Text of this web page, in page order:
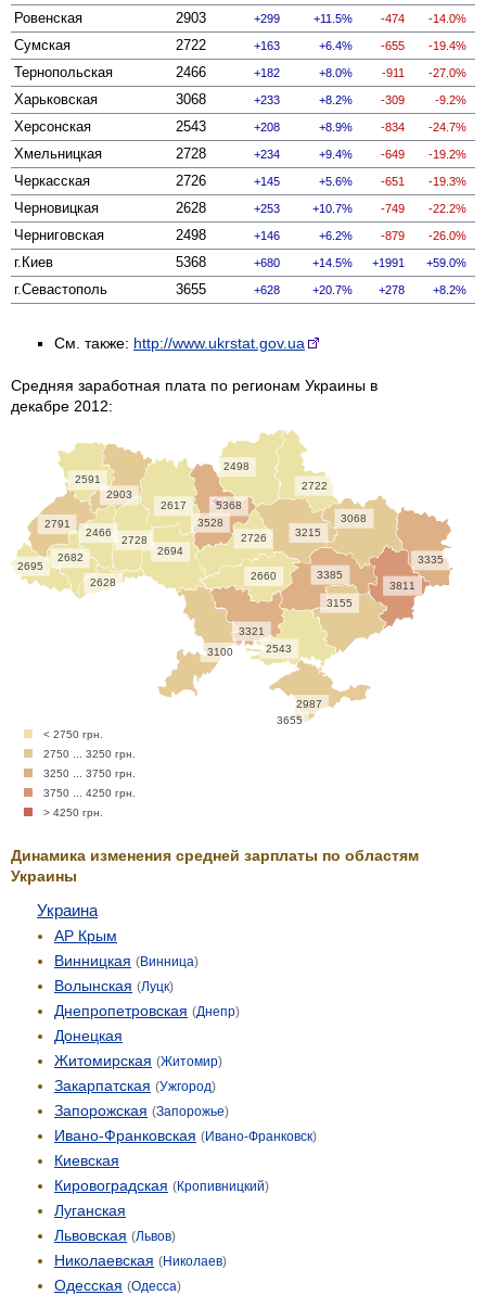
Ровенская 2903 299 11.5% -474 -14.0%
Сумская 2722 163 6.4% -655 -19.4%
Тернопольская 2466 182 8.0% -911 -27.0%
Харьковская 3068 233 8.2% -309 -9.2%
Херсонская 2543 208 8.9% -834 -24.7%
Хмельницкая 2728 234 9.4% -649 -19.2%
Черкасская 2726 145 5.6% -651 -19.3%
Черновицкая 2628 253 10.7% -749 -22.2%
Черниговская 2498 146 6.2% -879 -26.0%
г.Киев 5368 680 14.5% 1991 59.0%
г.Севастополь 3655 628 20.7% 278 8.2%
См. также: http://www.ukrstat.gov.ua
Средняя заработная плата по регионам Украины в
декабре 2012:
2694
2591
3385
3811
2617
2695
3155
2682
3528
2660
3335
2791
3321
3100
3215
2903
2722
2466
3068
2543
2728 2726
2628
2498
5368
2987
3655
< 2750 грн.
2750 ... 3250 грн.
3250 ... 3750 грн.
3750 ... 4250 грн.
> 4250 грн.
Динамика изменения средней зарплаты по областям
Украины
Украина
АР Крым
Винницкая (Винница)
Волынская (Луцк)
Днепропетровская (Днепр)
Донецкая
Житомирская (Житомир)
Закарпатская (Ужгород)
Запорожская (Запорожье)
Ивано-Франковская (Ивано-Франковск)
Киевская
Кировоградская (Кропивницкий)
Луганская
Львовская (Львов)
Николаевская (Николаев)
Одесская (Одесса)